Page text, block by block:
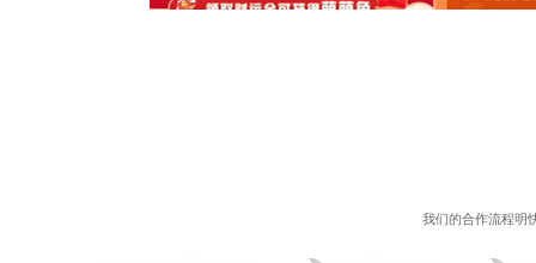
我们的合作流程明